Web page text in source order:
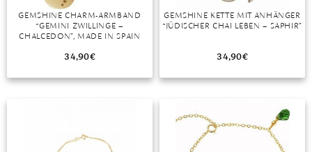
GEMSHINE CHARM-ARMBAND
“GEMINI ZWILLINGE –
CHALCEDON”, MADE IN SPAIN
34,90€
GEMSHINE KETTE MIT ANHÄNGER
“JÜDISCHER CHAI LEBEN – SAPHIR”
34,90€